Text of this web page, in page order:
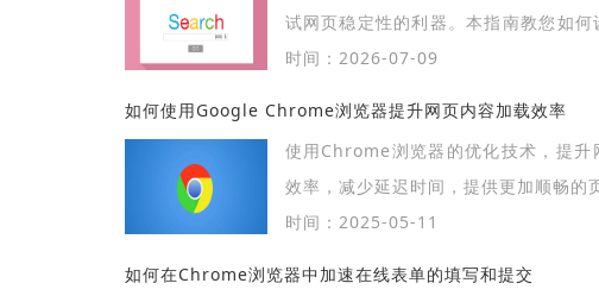
试网页稳定性的利器。本指南教您如何
高延迟参数，在谷歌浏览器中全面评估
时间：2026-07-09
如何使用Google Chrome浏览器提升网页内容加载效率
使用Chrome浏览器的优化技术，提升
效率，减少延迟时间，提供更加顺畅的
时间：2025-05-11
如何在Chrome浏览器中加速在线表单的填写和提交